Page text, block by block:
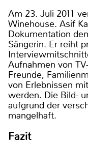
Am 23. Juli 2011
Winehouse. Asif
Dokumentation
Sängerin. Er reiht
Aufnahmen von
Freunde,
von Erlebnissen
werden. Die Bild-
aufgrund der
mangelhaft.
Fazit